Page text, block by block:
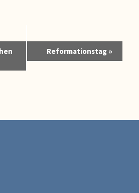
Reformationstag »